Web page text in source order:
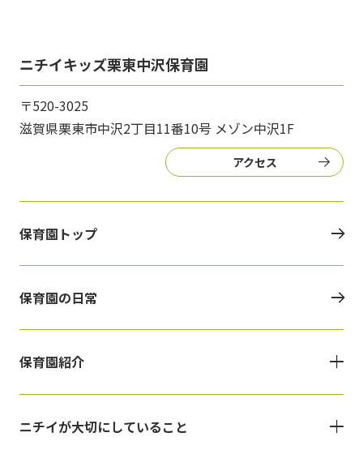
ニチイキッズ栗東中沢保育園
〒520-3025
滋賀県栗東市中沢2丁目11番10号 メゾン中沢1F
アクセス
保育園トップ
保育園の日常
保育園紹介
ニチイが大切にしていること